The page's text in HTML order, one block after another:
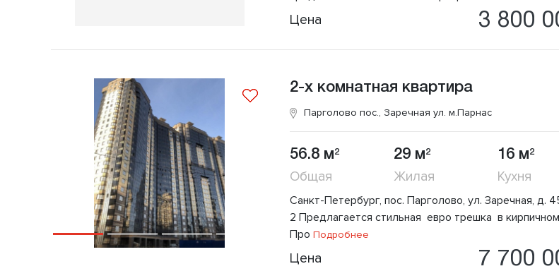
Цена 3 800
2-х комнатная квартира
Парголово пос., Заречная ул. м.Парнас
56.8 м2
Общая
29 м2
Жилая
16 м2
Кухня
Санкт-Петербург, пос. Парголово, ул. Заречная, д.
2 Предлагается стильная евро трешка в
Про Подробнее
Цена 7 700